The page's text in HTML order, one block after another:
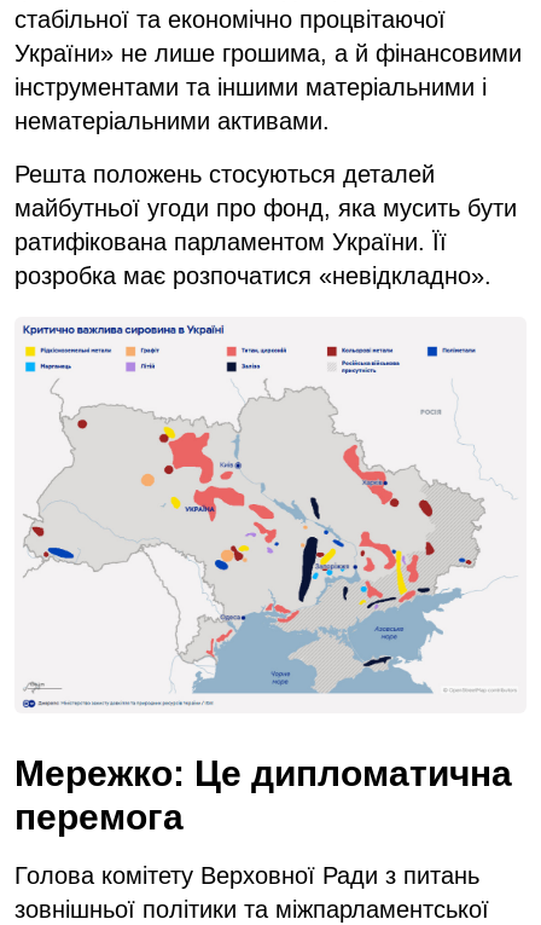
стабільної та економічно процвітаючої
України» не лише грошима, а й фінансовими
інструментами та іншими матеріальними і
нематеріальними активами.
Решта положень стосуються деталей
майбутньої угоди про фонд, яка мусить бути
ратифікована парламентом України. Її
розробка має розпочатися «невідкладно».
Мережко: Це дипломатична
перемога
Голова комітету Верховної Ради з питань
зовнішньої політики та міжпарламентської